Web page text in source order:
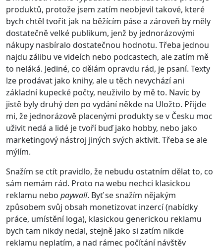
produktů, protože jsem zatím neobjevil takové, které
bych chtěl tvořit jak na běžícím páse a zároveň by měly
dostatečně velké publikum, jenž by jednorázovými
nákupy nasbíralo dostatečnou hodnotu. Třeba jednou
najdu zálibu ve videích nebo podcastech, ale zatím mě
to neláká. Jediné, co dělám opravdu rád, je psaní. Texty
lze prodávat jako knihy, ale u těch nevychází ani
základní kupecké počty, neuživilo by mě to. Navíc by
jistě byly druhý den po vydání někde na Uložto. Přijde
mi, že jednorázově placenými produkty se v Česku moc
uživit nedá a lidé je tvoří buď jako hobby, nebo jako
marketingový nástroj jiných svých aktivit. Třeba se ale
mýlím.
Snažím se ctít pravidlo, že nebudu ostatním dělat to, co
sám nemám rád. Proto na webu nechci klasickou
reklamu nebo paywall. Byť se snažím nějakým
způsobem svůj obsah monetizovat inzercí (nabídky
práce, umístění loga), klasickou generickou reklamu
bych tam nikdy nedal, stejně jako si zatím nikde
reklamu neplatím, a nad rámec počítání návštěv